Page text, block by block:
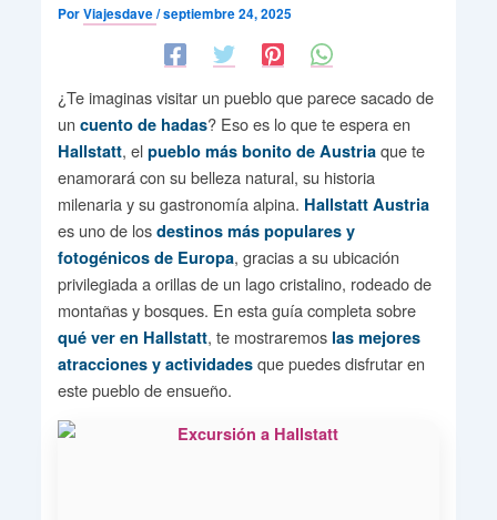
PorViajesdave/septiembre 24, 2025
¿Te imaginas visitar un pueblo que parece sacado de
un cuento de hadas? Eso es lo que te espera en
Hallstatt, el pueblo más bonito de Austriaque te
enamorará con su belleza natural, su historia
milenaria y su gastronomía alpina. Hallstatt Austria
es uno de los destinos más populares y
fotogénicos de Europa, gracias a su ubicación
privilegiada a orillas de un lago cristalino, rodeado de
montañas y bosques. En esta guía completa sobre
qué ver en Hallstatt, te mostraremos las mejores
atracciones y actividadesque puedes disfrutar en
este pueblo de ensueño.